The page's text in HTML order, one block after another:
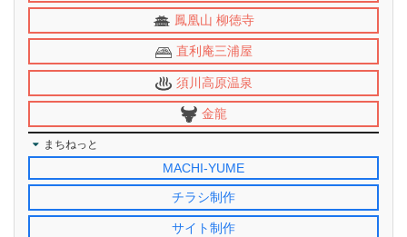
鳳凰山 柳徳寺
直利庵三浦屋
須川高原温泉
金龍
まちねっと
MACHI-YUME
チラシ制作
サイト制作